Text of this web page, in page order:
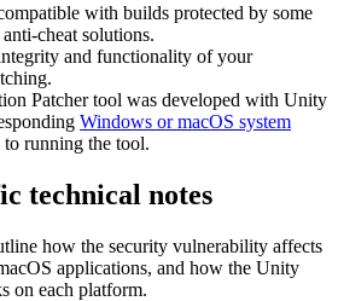
with builds protected by some
cheat solutions.
and functionality of your
Patcher tool was developed with Unity
Windows or macOS system
to running the tool.
technical notes
how the security vulnerability affects
applications, and how the Unity
on each platform.